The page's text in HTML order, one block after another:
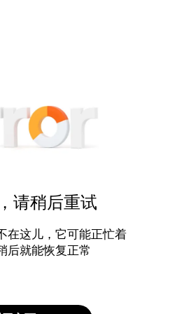
请稍后重试
在这儿，它可能正忙着
后就能恢复正常